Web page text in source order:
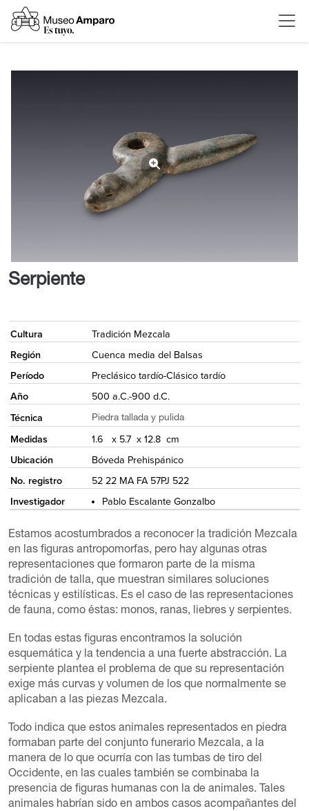
Serpiente
Cultura
Tradición Mezcala
Región
Cuenca media del Balsas
Período
Preclásico tardío-Clásico tardío
Año
500 a.C.-900 d.C.
Técnica
Piedra tallada y pulida
Medidas
1.6 x 5.7 x 12.8 cm
Ubicación
Bóveda Prehispánico
No. registro
52 22 MA FA 57PJ 522
Investigador
Pablo Escalante Gonzalbo
Estamos acostumbrados a reconocer la tradición Mezcala
en las figuras antropomorfas, pero hay algunas otras
representaciones que formaron parte de la misma
tradición de talla, que muestran similares soluciones
técnicas y estilísticas. Es el caso de las representaciones
de fauna, como éstas: monos, ranas, liebres y serpientes.
En todas estas figuras encontramos la solución
esquemática y la tendencia a una fuerte abstracción. La
serpiente plantea el problema de que su representación
exige más curvas y volumen de los que normalmente se
aplicaban a las piezas Mezcala.
Todo indica que estos animales representados en piedra
formaban parte del conjunto funerario Mezcala, a la
manera de lo que ocurría con las tumbas de tiro del
Occidente, en las cuales también se combinaba la
presencia de figuras humanas con la de animales. Tales
animales habrían sido en ambos casos acompañantes del